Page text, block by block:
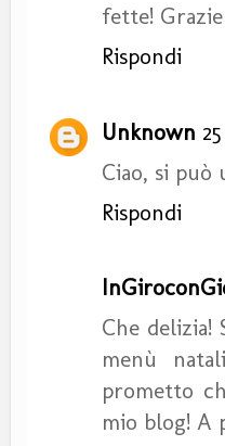
fette!
Rispondi
Unknown
Ciao, si può
Rispondi
Che delizia!
menù
prometto
mio blog! A